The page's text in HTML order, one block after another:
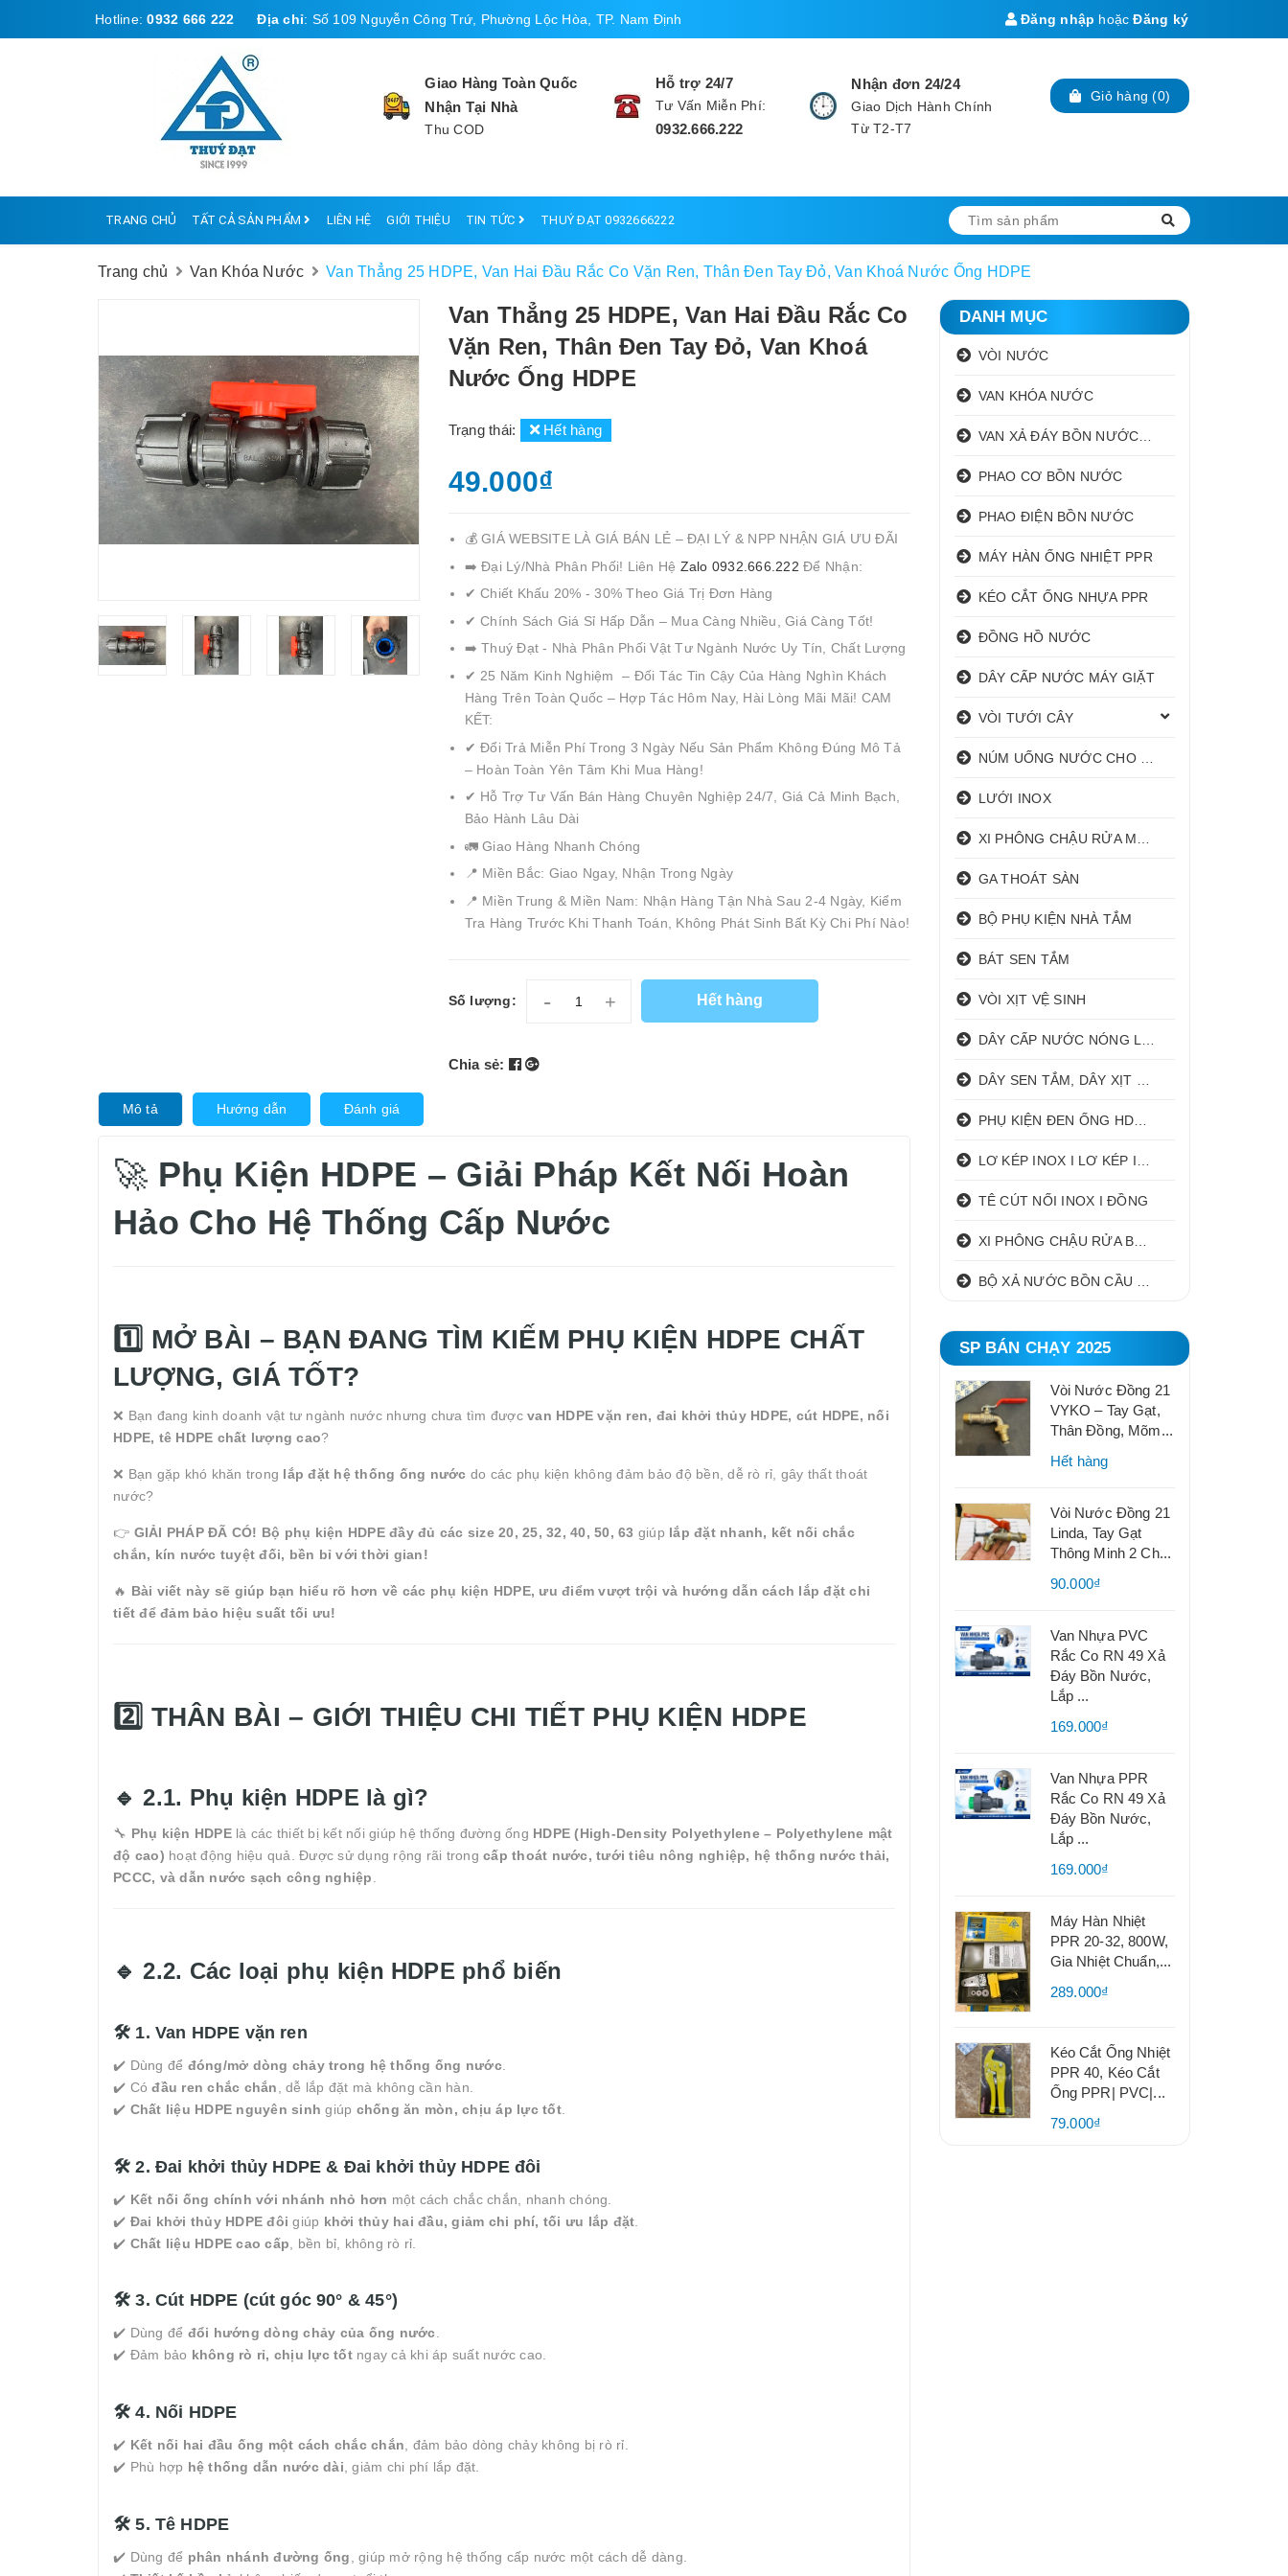
Hotline:0932 666 222 Địa chỉ: Số 109 Nguyễn Công Trứ, Phường Lộc Hòa, TP. Nam Định Đăng nhập hoặc Đăng ký
Giao Hàng Toàn Quốc
Nhận Tại Nhà
Thu COD
Hỗ trợ 24/7
Tư Vấn Miễn Phí:
0932.666.222
Nhận đơn 24/24
Giao Dịch Hành Chính
Từ T2-T7
Giỏ hàng (0)
TRANG CHỦ TẤT CẢ SẢN PHẨM LIÊN HỆ GIỚI THIỆU TIN TỨC THUÝ ĐẠT 0932666222
Trang chủ Van Khóa Nước Van Thẳng 25 HDPE, Van Hai Đầu Rắc Co Vặn Ren, Thân Đen Tay Đỏ, Van Khoá Nước Ống HDPE
Van Thẳng 25 HDPE, Van Hai Đầu Rắc Co
Vặn Ren, Thân Đen Tay Đỏ, Van Khoá
Nước Ống HDPE
Trạng thái: Hết hàng
49.000₫
💰 GIÁ WEBSITE LÀ GIÁ BÁN LẺ – ĐẠI LÝ & NPP NHẬN GIÁ ƯU ĐÃI
➡️ Đại Lý/Nhà Phân Phối! Liên Hệ Zalo 0932.666.222Để Nhận:
✔ Chiết Khấu 20% - 30% Theo Giá Trị Đơn Hàng
✔ Chính Sách Giá Sỉ Hấp Dẫn – Mua Càng Nhiều, Giá Càng Tốt!
➡️ Thuý Đạt - Nhà Phân Phối Vật Tư Ngành Nước Uy Tín, Chất Lượng
✔ 25 Năm Kinh Nghiệm – Đối Tác Tin Cậy Của Hàng Nghìn Khách
Hàng Trên Toàn Quốc – Hợp Tác Hôm Nay, Hài Lòng Mãi Mãi! CAM
KẾT:
✔ Đổi Trả Miễn Phí Trong 3 Ngày Nếu Sản Phẩm Không Đúng Mô Tả
– Hoàn Toàn Yên Tâm Khi Mua Hàng!
✔ Hỗ Trợ Tư Vấn Bán Hàng Chuyên Nghiệp 24/7, Giá Cả Minh Bạch,
Bảo Hành Lâu Dài
🚛 Giao Hàng Nhanh Chóng
📍 Miền Bắc: Giao Ngay, Nhận Trong Ngày
📍 Miền Trung & Miền Nam: Nhận Hàng Tận Nhà Sau 2-4 Ngày, Kiểm
Tra Hàng Trước Khi Thanh Toán, Không Phát Sinh Bất Kỳ Chi Phí Nào!
Số lượng: - + Hết hàng
Chia sẻ:
Mô tả Hướng dẫn Đánh giá
🚀 Phụ Kiện HDPE – Giải Pháp Kết Nối Hoàn
Hảo Cho Hệ Thống Cấp Nước
1️⃣ MỞ BÀI – BẠN ĐANG TÌM KIẾM PHỤ KIỆN HDPE CHẤT
LƯỢNG, GIÁ TỐT?
❌ Bạn đang kinh doanh vật tư ngành nước nhưng chưa tìm được van HDPE vặn ren, đai khởi thủy HDPE, cút HDPE, nối
HDPE, tê HDPE chất lượng cao?
❌ Bạn gặp khó khăn trong lắp đặt hệ thống ống nước do các phụ kiện không đảm bảo độ bền, dễ rò rỉ, gây thất thoát
nước?
👉 GIẢI PHÁP ĐÃ CÓ! Bộ phụ kiện HDPE đầy đủ các size 20, 25, 32, 40, 50, 63 giúp lắp đặt nhanh, kết nối chắc
chắn, kín nước tuyệt đối, bền bỉ với thời gian!
🔥 Bài viết này sẽ giúp bạn hiểu rõ hơn về các phụ kiện HDPE, ưu điểm vượt trội và hướng dẫn cách lắp đặt chi
tiết để đảm bảo hiệu suất tối ưu!
2️⃣ THÂN BÀI – GIỚI THIỆU CHI TIẾT PHỤ KIỆN HDPE
🔹 2.1. Phụ kiện HDPE là gì?
🔧 Phụ kiện HDPElà các thiết bị kết nối giúp hệ thống đường ống HDPE (High-Density Polyethylene – Polyethylene mật
độ cao) hoạt động hiệu quả. Được sử dụng rộng rãi trong cấp thoát nước, tưới tiêu nông nghiệp, hệ thống nước thải,
PCCC, và dẫn nước sạch công nghiệp
🔹 2.2. Các loại phụ kiện HDPE phổ biến
🛠 1. Van HDPE vặn ren
✔️ Dùng để đóng/mở dòng chảy trong hệ thống ống nước.
✔️ Cóđầu ren chắc chắn , dễ lắp đặt mà không cần hàn.
✔️ Chất liệu HDPE nguyên sinh giúp chống ăn mòn, chịu áp lực tốt.
🛠 2. Đai khởi thủy HDPE & Đai khởi thủy HDPE đôi
✔️ Kết nối ống chính với nhánh nhỏ hơn một cách chắc chắn, nhanh chóng.
✔️ Đai khởi thủy HDPE đôi giúp khởi thủy hai đầu, giảm chi phí, tối ưu lắp đặt
✔️ Chất liệu HDPE cao cấp , bền bỉ, không rò rỉ.
🛠 3. Cút HDPE (cút góc 90° & 45°)
✔️ Dùng để đổi hướng dòng chảy của ống nước.
✔️ Đảm bảo không rò rỉ, chịu lực tốtngay cả khi áp suất nước cao.
🛠 4. Nối HDPE
✔️ Kết nối hai đầu ống một cách chắc chắn, đảm bảo dòng chảy không bị rò rỉ.
✔️ Phù hợp hệ thống dẫn nước dài, giảm chi phí lắp đặt.
🛠 5. Tê HDPE
✔️ Dùng để phân nhánh đường ống, giúp mở rộng hệ thống cấp nước một cách dễ dàng.
DANH MỤC
VÒI NƯỚC
VAN KHÓA NƯỚC
PHAO CƠ BỒN NƯỚC
PHAO ĐIỆN BỒN NƯỚC
MÁY HÀN ỐNG NHIỆT PPR
KÉO CẮT ỐNG NHỰA PPR
ĐỒNG HỒ NƯỚC
DÂY CẤP NƯỚC MÁY GIẶT
VÒI TƯỚI CÂY
LƯỚI INOX
GA THOÁT SÀN
BỘ PHỤ KIỆN NHÀ TẮM
BÁT SEN TẮM
VÒI XỊT VỆ SINH
TÊ CÚT NỐI INOX I ĐỒNG
SP BÁN CHẠY 2025
Vòi Nước Đồng 21
VYKO – Tay Gạt,
Thân Đồng, Mõm...
Hết hàng
Vòi Nước Đồng 21
Linda, Tay Gạt
Thông Minh 2 Ch...
90.000₫
Van Nhựa PVC
Rắc Co RN 49 Xả
Đáy Bồn Nước,
Lắp ...
169.000₫
Van Nhựa PPR
Rắc Co RN 49 Xả
Đáy Bồn Nước,
Lắp ...
169.000₫
Máy Hàn Nhiệt
PPR 20-32, 800W,
Gia Nhiệt Chuẩn,...
289.000₫
Kéo Cắt Ống Nhiệt
PPR 40, Kéo Cắt
Ống PPR| PVC|...
79.000₫